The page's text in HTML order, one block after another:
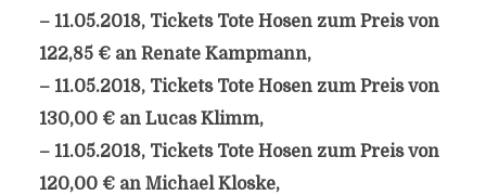
– 11.05.2018, Tickets Tote Hosen zum Preis von
122,85 € an Renate Kampmann,
– 11.05.2018, Tickets Tote Hosen zum Preis von
130,00 € an Lucas Klimm,
– 11.05.2018, Tickets Tote Hosen zum Preis von
120,00 € an Michael Kloske,